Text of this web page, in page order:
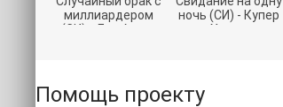
миллиардером
(СИ) - Лав Агата
ночь (СИ) - Купер
Хелен
Помощь проекту